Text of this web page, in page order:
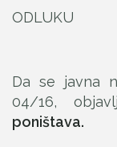
ODLUKU
Da se javna
04/16,
poništava.